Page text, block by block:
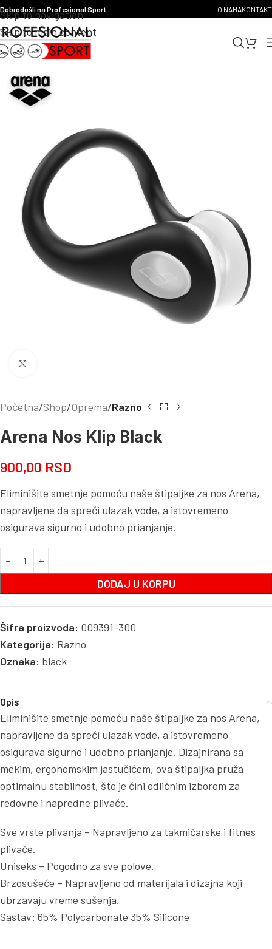
Skip to navigation
Skip to main content
Dobrodošli na Profesional Sport O NAMAKONTAKT
Početna Shop Oprema Razno
Arena Nos Klip Black
900,00 RSD
Eliminišite smetnje pomoću naše štipaljke za nos Arena,
napravljene da spreči ulazak vode, a istovremeno
osigurava sigurno i udobno prianjanje.
DODAJ U KORPU
Šifra proizvoda: 009391-300
Kategorija: Razno
Oznaka: black
Opis
Eliminišite smetnje pomoću naše štipaljke za nos Arena,
napravljene da spreči ulazak vode, a istovremeno
osigurava sigurno i udobno prianjanje. Dizajnirana sa
mekim, ergonomskim jastučićem, ova štipaljka pruža
optimalnu stabilnost, što je čini odličnim izborom za
redovne i napredne plivače.
Sve vrste plivanja – Napravljeno za takmičarske i fitnes
plivače.
Uniseks – Pogodno za sve polove.
Brzosušeće – Napravljeno od materijala i dizajna koji
ubrzavaju vreme sušenja.
Sastav: 65% Polycarbonate 35% Silicone